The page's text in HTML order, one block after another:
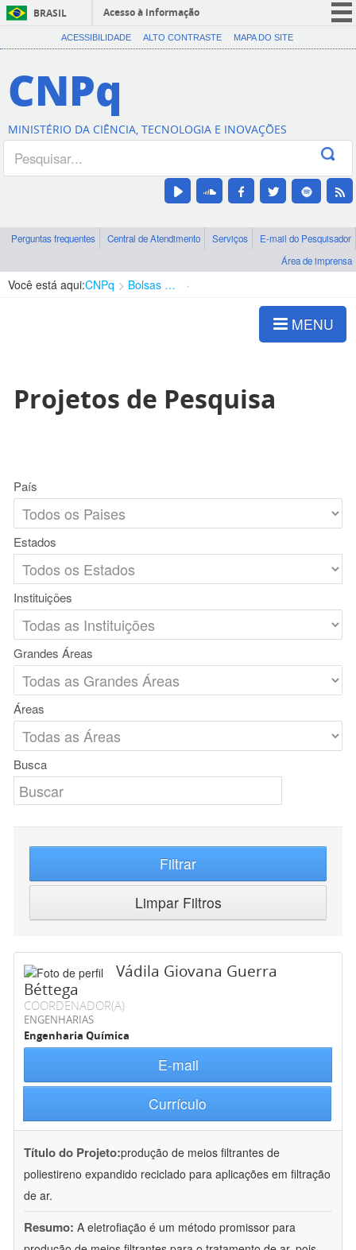
BRASIL
Acesso à informação
CORONAVÍRUS (COVID-19)
Canais
ACESSIBILIDADE ALTO CONTRASTE MAPA DO SITE
CNPq
MINISTÉRIO DA CIÊNCIA, TECNOLOGIA E INOVAÇÕES
Perguntas frequentes Central de Atendimento Serviços
E-mail do Pesquisador
Área de imprensa
Você está aqui:CNPq Bolsas e Auxílios Vigentes
MENU
Projetos de Pesquisa
País
Estados
Instituições
Grandes Áreas
Áreas
Busca
Filtrar
Limpar Filtros
Vádila Giovana Guerra
Béttega
COORDENADOR(A)
ENGENHARIAS
Engenharia Química
E-mail
Currículo
Título do Projeto:produção de meios filtrantes de
poliestireno expandido reciclado para aplicações em filtração
de ar.
Resumo: A eletrofiação é um método promissor para